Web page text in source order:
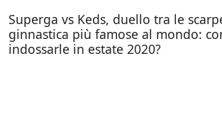
Superga vs Keds, duello tra le
ginnastica più famose al mondo:
indossarle in estate 2020?